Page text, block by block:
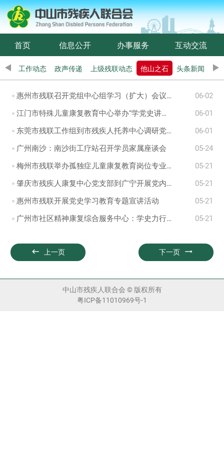
首页 信息公开 办事服务 互动交流
工作动态 政声传递 上级残联动态 他山之石 头条新闻
惠州市残联召开党组中心组学习（扩大）会议暨党史学习教育专题党课
06-02
江门市特殊儿童康复教育中心举办“学党史讲故事，传承红色基因”活动
06-01
东莞市残联工作组到市残疾人托养中心调研党建工作
06-01
广州南沙：南沙街工疗站召开学员家属座谈会
05-24
梅州市残联举办孤独症儿童康复教育岗位专业技能培训班
05-21
肇庆市残疾人康复中心党支部到广宁开展党内法规学习宣讲活动
05-21
惠州市残联开展党史学习教育专题宣讲活动
05-21
广州市社区精神康复综合服务中心：学史力行，打通助残服务“最后一米”
05-21
 上一页 下一页 
中山市残疾人联合会 © 版权所有
粤ICP备11010969号-1